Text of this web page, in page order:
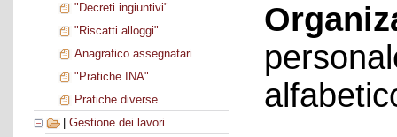
"Decreti ingiuntivi"
"Riscatti alloggi"
Anagrafico assegnatari
"Pratiche INA"
Pratiche diverse
Gestione dei lavori